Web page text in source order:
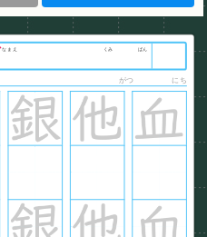
なまえ くみ ばん
がつ にち